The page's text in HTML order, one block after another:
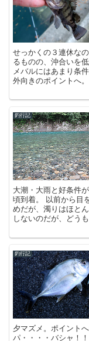
せっかくの３連休な
るものの、沖合いを
メバルにはあまり条
外向きのポイントへ
釣行記
大潮・大雨と好条件
頃到着。 以前から目
めだが、濁りはほと
しないのだが、どう
釣行記
夕マズメ。ポイント
パ・・・・バシャ！